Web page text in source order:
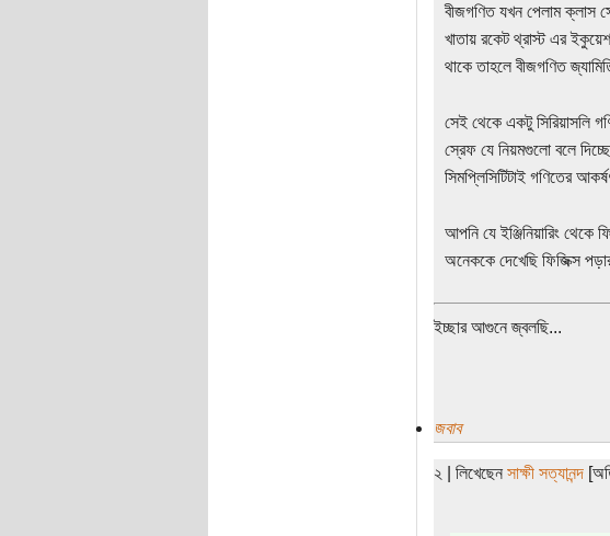
বীজগণিত যখন পেলাম ক্লাস
খাতায় রকেট থ্রাস্ট এর
থাকে তাহলে বীজগণিত
সেই থেকে একটু সিরিয়াসলি
স্রেফ যে নিয়মগুলো বলে
সিমপ্লিসিটিটাই গণিতের
আপনি যে ইঞ্জিনিয়ারিং
অনেককে দেখেছি ফিজিক্স
ইচ্ছার আগুনে জ্বলছি...
জবাব
২ | লিখেছেন সাক্ষী সত্যানন্দ